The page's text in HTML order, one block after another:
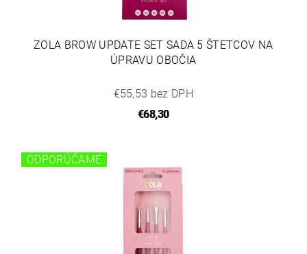
ZOLA BROW UPDATE SET SADA 5 ŠTETCOV NA
ÚPRAVU OBOČIA
€55,53 bez DPH
€68,30
ODPORÚČAME